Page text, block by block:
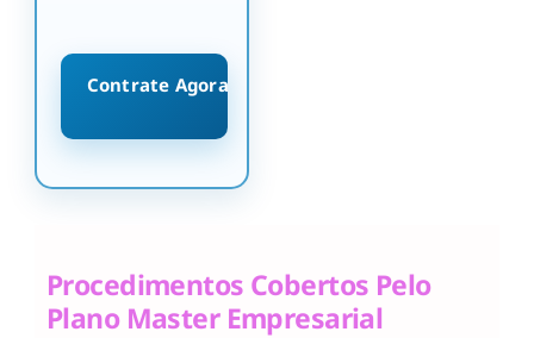
Contrate Agora
Procedimentos Cobertos Pelo
Plano Master Empresarial